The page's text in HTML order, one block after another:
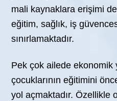
mali kaynaklara erişimi
eğitim, sağlık, iş
sınırlamaktadır.
Pek çok ailede ekonomik
çocuklarının eğitimini
yol açmaktadır. Özellikle